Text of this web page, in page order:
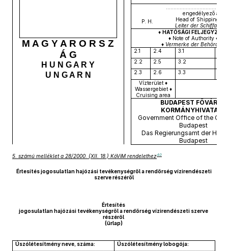
P. H.
engedélyező
Head of Shipping
Leiter der
♦ HATÓSÁGI FELJEGYZÉS
♦ Note of Authority ♦
♦ Vermerke der Behörde
M A G Y A R O R S Z
Á G
H U N G A R Y
U N G A R N
2.1 2.4 3.1
2.2
2.5 3.2
2.3
2.6 3.3
Vízterület ♦
Wassergebiet ♦
Cruising area
BUDAPEST FŐVÁROS
KORMÁNYHIVATALA
Government Office of the
Budapest
Das Regierungsamt der
Budapest
5. számú melléklet a 28/2000. (XII. 18.) KöViM rendelethez40
Értesítés jogosulatlan hajózási tevékenységről a rendőrség vízirendészeti
szerve részéről
Értesítés
jogosulatlan hajózási tevékenységről a rendőrség vízirendészeti szerve
részéről
(űrlap)
Úszólétesítmény neve, száma:
Úszólétesítmény lobogója: